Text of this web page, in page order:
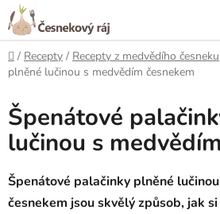
Přejít
na
obsah
Domů
/ Recepty / Recepty z medvědího česneku
plněné lučinou s medvědím česnekem
Špenátové
lučinou s
Špenátové palačinky plněné
česnekem jsou skvělý způsob, jak